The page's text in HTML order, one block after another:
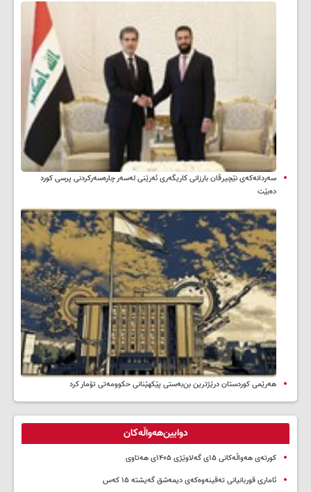
سه‌ردانه‌کەی نێچیرڤان بارزانی كاریگه‌ری ئه‌رێنی له‌سه‌ر چاره‌سه‌ركردنی پرسی كورد
ده‌بێت
هەرێمی کوردستان درێژترین بن‌بەستی پێکهێنانی حکوومەتی تۆمار کرد
دوایین‌هەواڵەکان
کورتەی هەواڵەکانی ۱۵ی گەلاوێژی ۱۴۰۵ی هەتاوی
ئاماری قوربانیانی تەقینەوەکەی دیمەشق گەیشتە ۱۵ کەس